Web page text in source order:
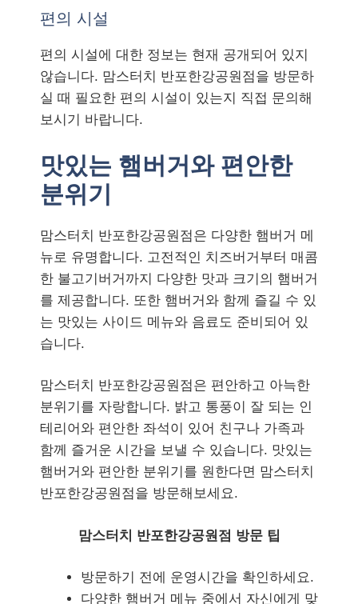
편의 시설
편의 시설에 대한 정보는 현재 공개되어 있지
않습니다. 맘스터치 반포한강공원점을 방문하
실 때 필요한 편의 시설이 있는지 직접 문의해
보시기 바랍니다.
맛있는 햄버거와 편안한
분위기
맘스터치 반포한강공원점은 다양한 햄버거 메
뉴로 유명합니다. 고전적인 치즈버거부터 매콤
한 불고기버거까지 다양한 맛과 크기의 햄버거
를 제공합니다. 또한 햄버거와 함께 즐길 수 있
는 맛있는 사이드 메뉴와 음료도 준비되어 있
습니다.
맘스터치 반포한강공원점은 편안하고 아늑한
분위기를 자랑합니다. 밝고 통풍이 잘 되는 인
테리어와 편안한 좌석이 있어 친구나 가족과
함께 즐거운 시간을 보낼 수 있습니다. 맛있는
햄버거와 편안한 분위기를 원한다면 맘스터치
반포한강공원점을 방문해보세요.
맘스터치 반포한강공원점 방문 팁
방문하기 전에 운영시간을 확인하세요.
다양한 햄버거 메뉴 중에서 자신에게 맞